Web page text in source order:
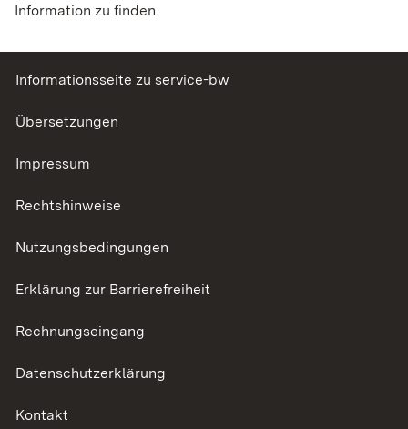
Information zu finden.
Informationsseite zu service-bw
Übersetzungen
Impressum
Rechtshinweise
Nutzungsbedingungen
Erklärung zur Barrierefreiheit
Rechnungseingang
Datenschutzerklärung
Kontakt